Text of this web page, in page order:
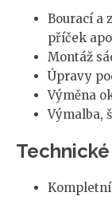
Bourací a
příček
Montáž
Úpravy
Výměna
Výmalba,
Kompletní